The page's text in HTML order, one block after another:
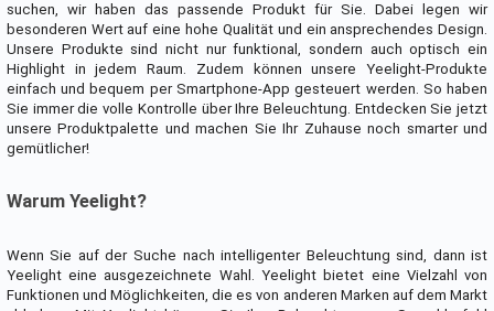
suchen, wir haben das passende Produkt für Sie. Dabei legen wir
besonderen Wert auf eine hohe Qualität und ein ansprechendes Design.
Unsere Produkte sind nicht nur funktional, sondern auch optisch ein
Highlight in jedem Raum. Zudem können unsere Yeelight-Produkte
einfach und bequem per Smartphone-App gesteuert werden. So haben
Sie immer die volle Kontrolle über Ihre Beleuchtung. Entdecken Sie jetzt
unsere Produktpalette und machen Sie Ihr Zuhause noch smarter und
gemütlicher!
Warum Yeelight?
Wenn Sie auf der Suche nach intelligenter Beleuchtung sind, dann ist
Yeelight eine ausgezeichnete Wahl. Yeelight bietet eine Vielzahl von
Funktionen und Möglichkeiten, die es von anderen Marken auf dem Markt